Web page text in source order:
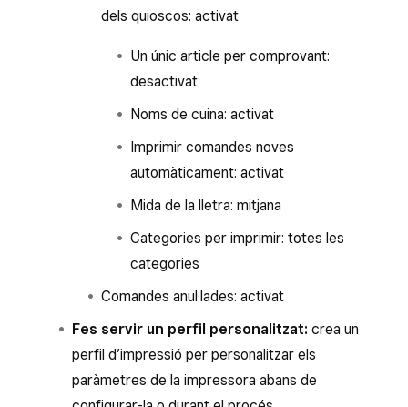
dels quioscos: activat
Un únic article per comprovant:
desactivat
Noms de cuina: activat
Imprimir comandes noves
automàticament: activat
Mida de la lletra: mitjana
Categories per imprimir: totes les
categories
Comandes anul·lades: activat
Fes servir un perfil personalitzat: crea un
perfil d’impressió per personalitzar els
paràmetres de la impressora abans de